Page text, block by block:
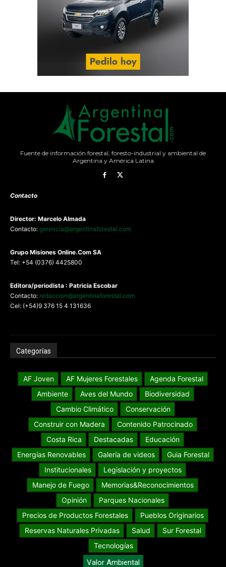
Fuente de información forestal, foresto-industrial y ambiental de
Argentina y América Latina
Contacto
Director: Marcelo Almada
Contacto: gerencia@argentinaforestal.com
Grupo Misiones Online.Com SA
Tel: +54 (0376) 4425800
Editora/periodista : Patricia Escobar
Contacto: redaccion@argentinaforestal.com
Cel: (+54)9 376 15 4 131636
Categorías
AF Joven AF Mujeres Forestales
Agenda Forestal
Ambiente
Aves del Mundo
Biodiversidad
Cambio Climático
Conservación
Construir con Madera
Contenido Patrocinado
Costa Rica
Destacadas
Educación
Energías Renovables
Galería de videos
Guia Forestal
Institucionales
Legislación y proyectos
Manejo de Fuego
Memorias&Reconocimientos
Opinión
Parques Nacionales
Precios de Productos Forestales
Pueblos Originarios
Reservas Naturales Privadas
Salud
Sur Forestal
Tecnologías
Valor Ambiental